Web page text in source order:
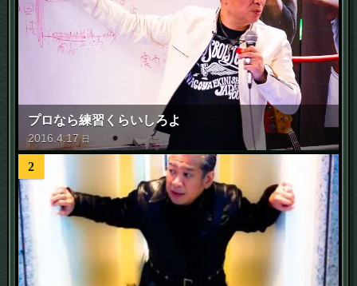
プロなら練習くらいしろよ
2016 .4.17 日
2